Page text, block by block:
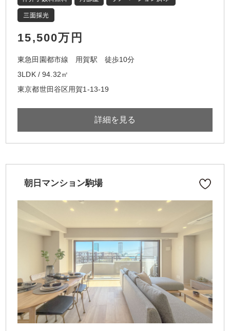
15,500万円
東急田園都市線 用賀駅 徒歩10分
3LDK / 94.32㎡
東京都世田谷区用賀1-13-19
詳細を見る
朝日マンション駒場